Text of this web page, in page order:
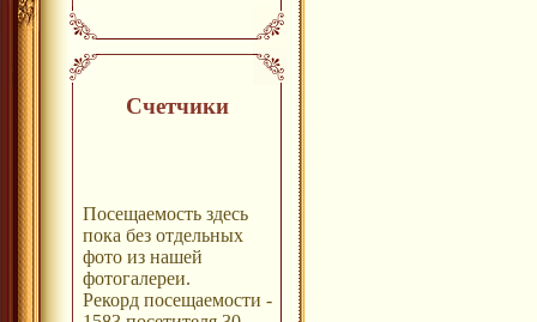
Счетчики
Посещаемость здесь
пока без отдельных
фото из нашей
фотогалереи.
Рекорд посещаемости -